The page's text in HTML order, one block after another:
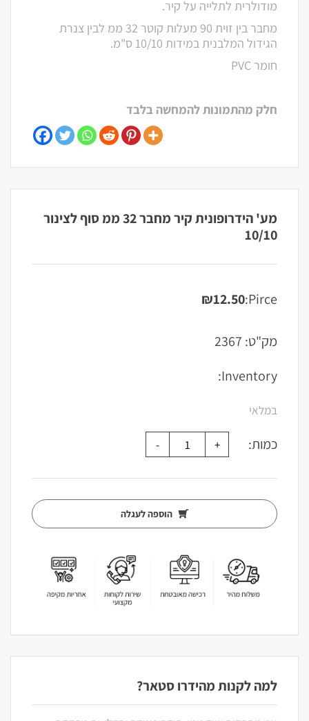
מודולרית לתלייה על קיר.
מחבר בין זוית 90 מעלות קוטר 32 ממ לבין צנרת
הגידול המלבנית במידות 10/10 ס"מ.
חומר PVC
חלק מהתמונות להמחשה בלבד
מע' הידרופונית קיר מחבר 32 ממ סוף לצינור
10/10
Pirce:
₪12.50
מק"ט: 2367
Inventory:
במלאי
כמות:
הוספה לעגלה
למה לקנות מהידרו סטאר?